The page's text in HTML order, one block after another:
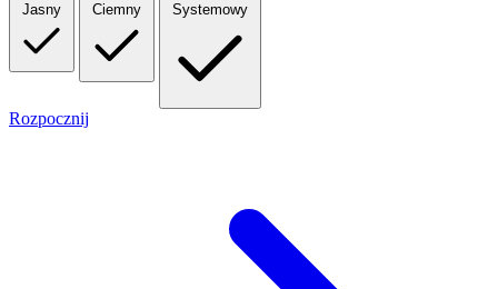
Jasny Ciemny Systemowy
Rozpocznij